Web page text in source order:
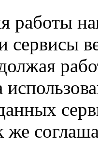
работы
сервисы
же